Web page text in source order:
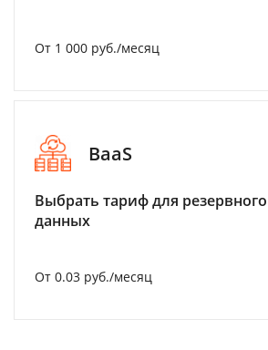
От 1 000 руб./месяц
BaaS
Выбрать тариф для
данных
От 0.03 руб./месяц